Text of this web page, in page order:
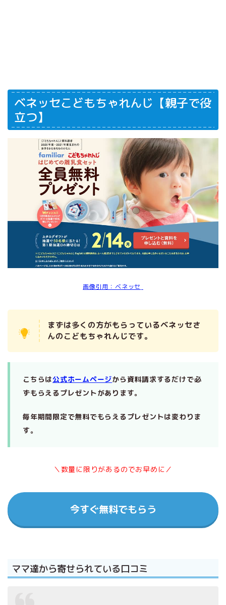
ベネッセこどもちゃれんじ【親子で役
立つ】
画像引用：ベネッセ
まずは多くの方がもらっているベネッセさ
んのこどもちゃれんじです。
こちらは公式ホームページから資料請求するだけで必
ずもらえるプレゼントがあります。
毎年期間限定で無料でもらえるプレゼントは変わりま
す。
＼数量に限りがあるのでお早めに／
今すぐ無料でもらう
ママ達から寄せられている口コミ